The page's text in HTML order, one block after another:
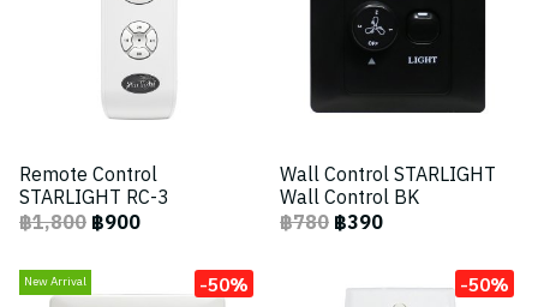
Remote Control
STARLIGHT RC-3
฿1,800฿900
Wall Control STARLIGHT
Wall Control BK
฿780฿390
New Arrival -50% -50%